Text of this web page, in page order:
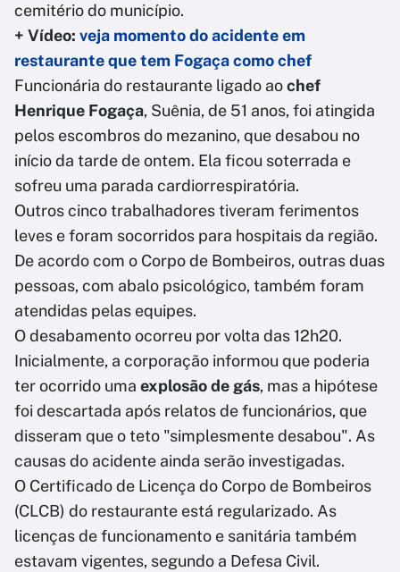
cemitério do município.
+ Vídeo: veja momento do acidente em
restaurante que tem Fogaça como chef
Funcionária do restaurante ligado aochef
Henrique Fogaça, Suênia, de 51 anos, foi atingida
pelos escombros do mezanino, que desabou no
início da tarde de ontem. Ela ficou soterrada e
sofreu uma parada cardiorrespiratória.
Outros cinco trabalhadores tiveram ferimentos
leves e foram socorridos para hospitais da região.
De acordo com o Corpo de Bombeiros, outras duas
pessoas, com abalo psicológico, também foram
atendidas pelas equipes.
O desabamento ocorreu por volta das 12h20.
Inicialmente, a corporação informou que poderia
ter ocorrido uma explosão de gás, mas a hipótese
foi descartada após relatos de funcionários, que
disseram que o teto "simplesmente desabou". As
causas do acidente ainda serão investigadas.
O Certificado de Licença do Corpo de Bombeiros
(CLCB) do restaurante está regularizado. As
licenças de funcionamento e sanitária também
estavam vigentes, segundo a Defesa Civil.